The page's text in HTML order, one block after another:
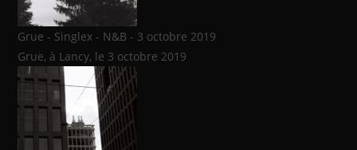
Grue - Singlex - N&B - 3 octobre 2019
Grue, à Lancy, le 3 octobre 2019